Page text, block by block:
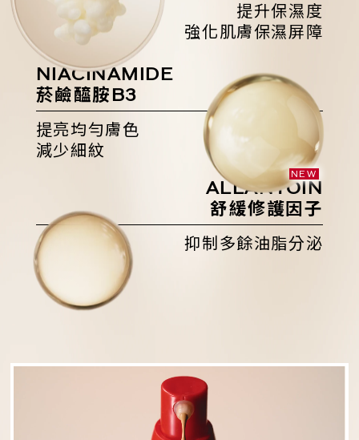
提升保濕度
強化肌膚保濕屏障
NIACINAMIDE
菸鹼醯胺 B3
提亮均勻膚色
減少細紋
NEW
ALLANTOIN
舒緩修護因子
抑制多餘油脂分泌